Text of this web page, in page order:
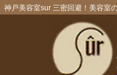
神戸美容室sur 三密回避！美容室